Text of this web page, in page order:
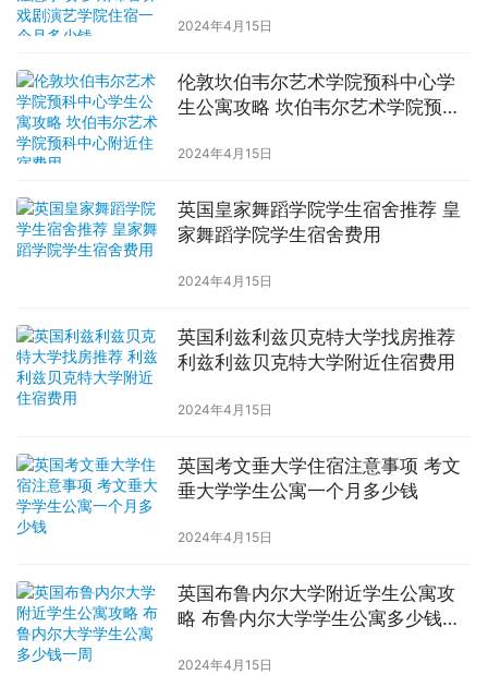
2024年4月15日
伦敦坎伯韦尔艺术学院预科中心学
生公寓攻略 坎伯韦尔艺术学院预科
2024年4月15日
英国皇家舞蹈学院学生宿舍推荐 皇
家舞蹈学院学生宿舍费用
2024年4月15日
英国利兹利兹贝克特大学找房推荐
利兹利兹贝克特大学附近住宿费用
2024年4月15日
英国考文垂大学住宿注意事项 考文
垂大学学生公寓一个月多少钱
2024年4月15日
英国布鲁内尔大学附近学生公寓攻
略 布鲁内尔大学学生公寓多少钱一
2024年4月15日